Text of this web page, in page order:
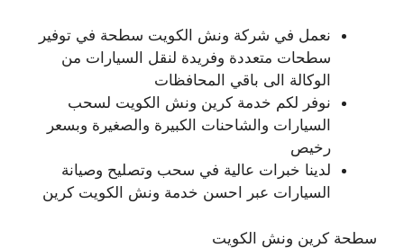
نعمل في شركة ونش الكويت سطحة في توفير
سطحات متعددة وفريدة لنقل السيارات من
الوكالة الى باقي المحافظات
نوفر لكم خدمة كرين ونش الكويت لسحب
السيارات والشاحنات الكبيرة والصغيرة وبسعر
رخيص
لدينا خبرات عالية في سحب وتصليح وصيانة
السيارات عبر احسن خدمة ونش الكويت كرين
سطحة كرين ونش الكويت